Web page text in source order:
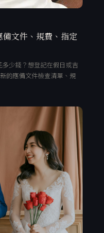
文件、規費、指定
少錢？想登記在假日或吉
的應備文件檢查清單、規